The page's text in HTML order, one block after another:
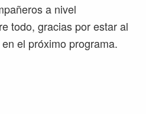
a nivel
todo, gracias por estar al
el próximo programa.